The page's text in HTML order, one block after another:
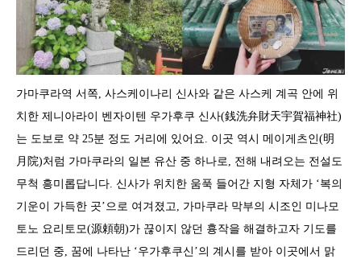
가마쿠라역 서쪽, 사스케이나리 신사와 같은 사스케 계곡 안에 위
치한 제니아라이 벤자이텐 우가후쿠 신사(銭洗弁財天宇賀福神社)
는 도보로 약 25분 정도 거리에 있어요. 이곳 역시 메이게츠인(明
月院)처럼 가마쿠라의 일본 유산 중 하나로, 전해 내려오는 전설도
무척 흥미롭답니다. 신사가 위치한 움푹 들어간 지형 자체가 ‘복의
기운이 가득한 곳’으로 여겨졌고, 가마쿠라 막부의 시조인 미나모
토노 요리토모(源頼朝)가 끊이지 않던 흉작을 해결하고자 기도를
드리던 중, 꿈에 나타난 ‘우가후쿠신’의 계시를 받아 이곳에서 맑